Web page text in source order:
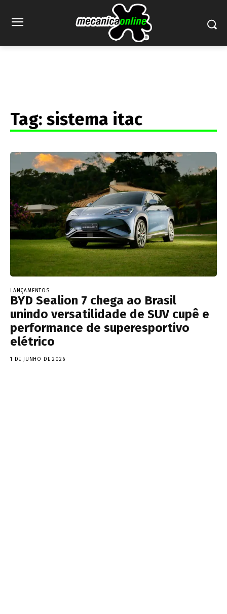
Tag: sistema itac
LANÇAMENTOS
BYD Sealion 7 chega ao Brasil
unindo versatilidade de SUV cupê e
performance de superesportivo
elétrico
1 DE JUNHO DE 2026